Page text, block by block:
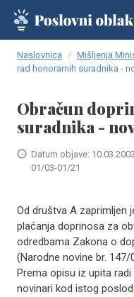
Naslovnica Mišljenja
rad honorarnih suradnika -
Obračun
suradnika -
Datum objave:
01/03-01/21
Od društva A zaprimljen
plaćanja doprinosa za
odredbama Zakona o
(Narodne novine br.
Prema opisu iz upita
novinari kod istog